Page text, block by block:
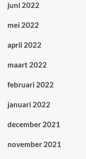
juni 2022
mei 2022
april 2022
maart 2022
februari 2022
januari 2022
december 2021
november 2021